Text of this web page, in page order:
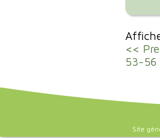
<<
53-56
Site